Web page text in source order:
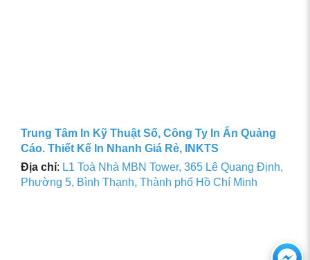
Trung Tâm In Kỹ Thuật Số, Công Ty In Ấn Quảng
Cáo. Thiết Kế In Nhanh Giá Rẻ, INKTS
Địa chỉ: L1 Toà Nhà MBN Tower, 365 Lê Quang Định,
Phường 5, Bình Thạnh, Thành phố Hồ Chí Minh